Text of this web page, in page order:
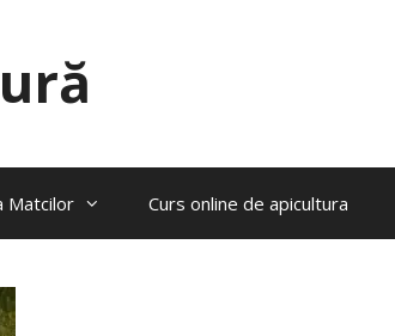
Matcilor Curs online de apicultura